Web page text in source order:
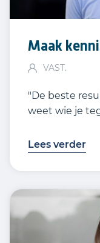
Maak
VAST.
"De beste
weet wie je
Lees verder